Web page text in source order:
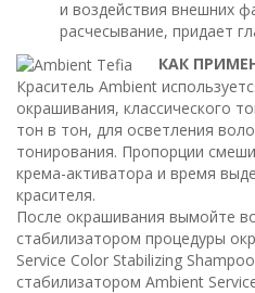
и воздействия внешних
расчесывание, придает
КАК
Краситель Ambient
окрашивания, классического
тон в тон, для осветления
тонирования. Пропорции
крема-активатора и время
красителя.
После окрашивания вымойте
стабилизатором процедуры
Service Color Stabilizing
стабилизатором Ambient